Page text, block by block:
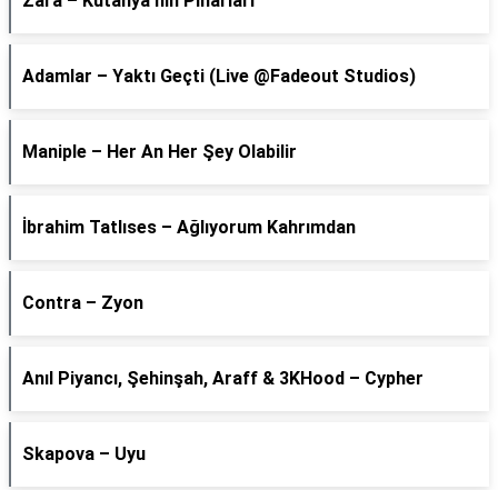
Adamlar – Yaktı Geçti (Live @Fadeout Studios)
Maniple – Her An Her Şey Olabilir
İbrahim Tatlıses – Ağlıyorum Kahrımdan
Contra – Zyon
Anıl Piyancı, Şehinşah, Araff & 3KHood – Cypher
Skapova – Uyu